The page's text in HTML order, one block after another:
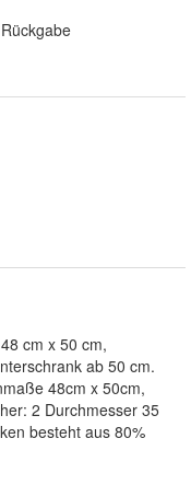
cm x 50 cm,
ab 50 cm.
48cm x 50cm,
2 Durchmesser 35
besteht aus 80%